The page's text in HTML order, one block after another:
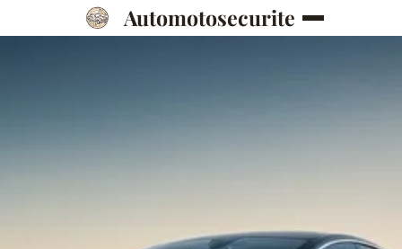
Automotosecurite